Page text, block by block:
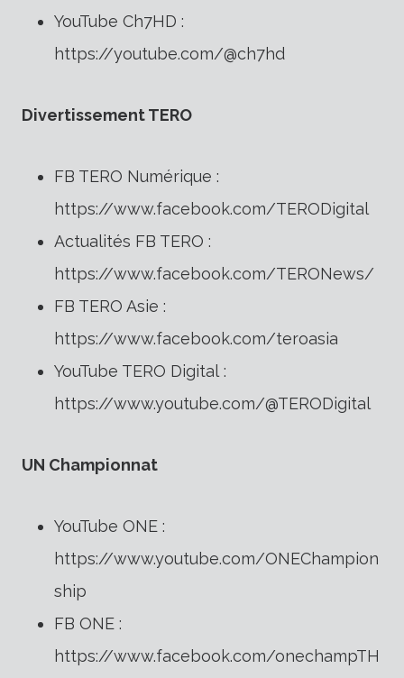
YouTube Ch7HD :
https://youtube.com/@ch7hd
Divertissement TERO
FB TERO Numérique :
https://www.facebook.com/TERODigital
Actualités FB TERO :
https://www.facebook.com/TERONews/
FB TERO Asie :
https://www.facebook.com/teroasia
YouTube TERO Digital :
https://www.youtube.com/@TERODigital
UN Championnat
YouTube ONE :
https://www.youtube.com/ONEChampion
ship
FB ONE :
https://www.facebook.com/onechampTH